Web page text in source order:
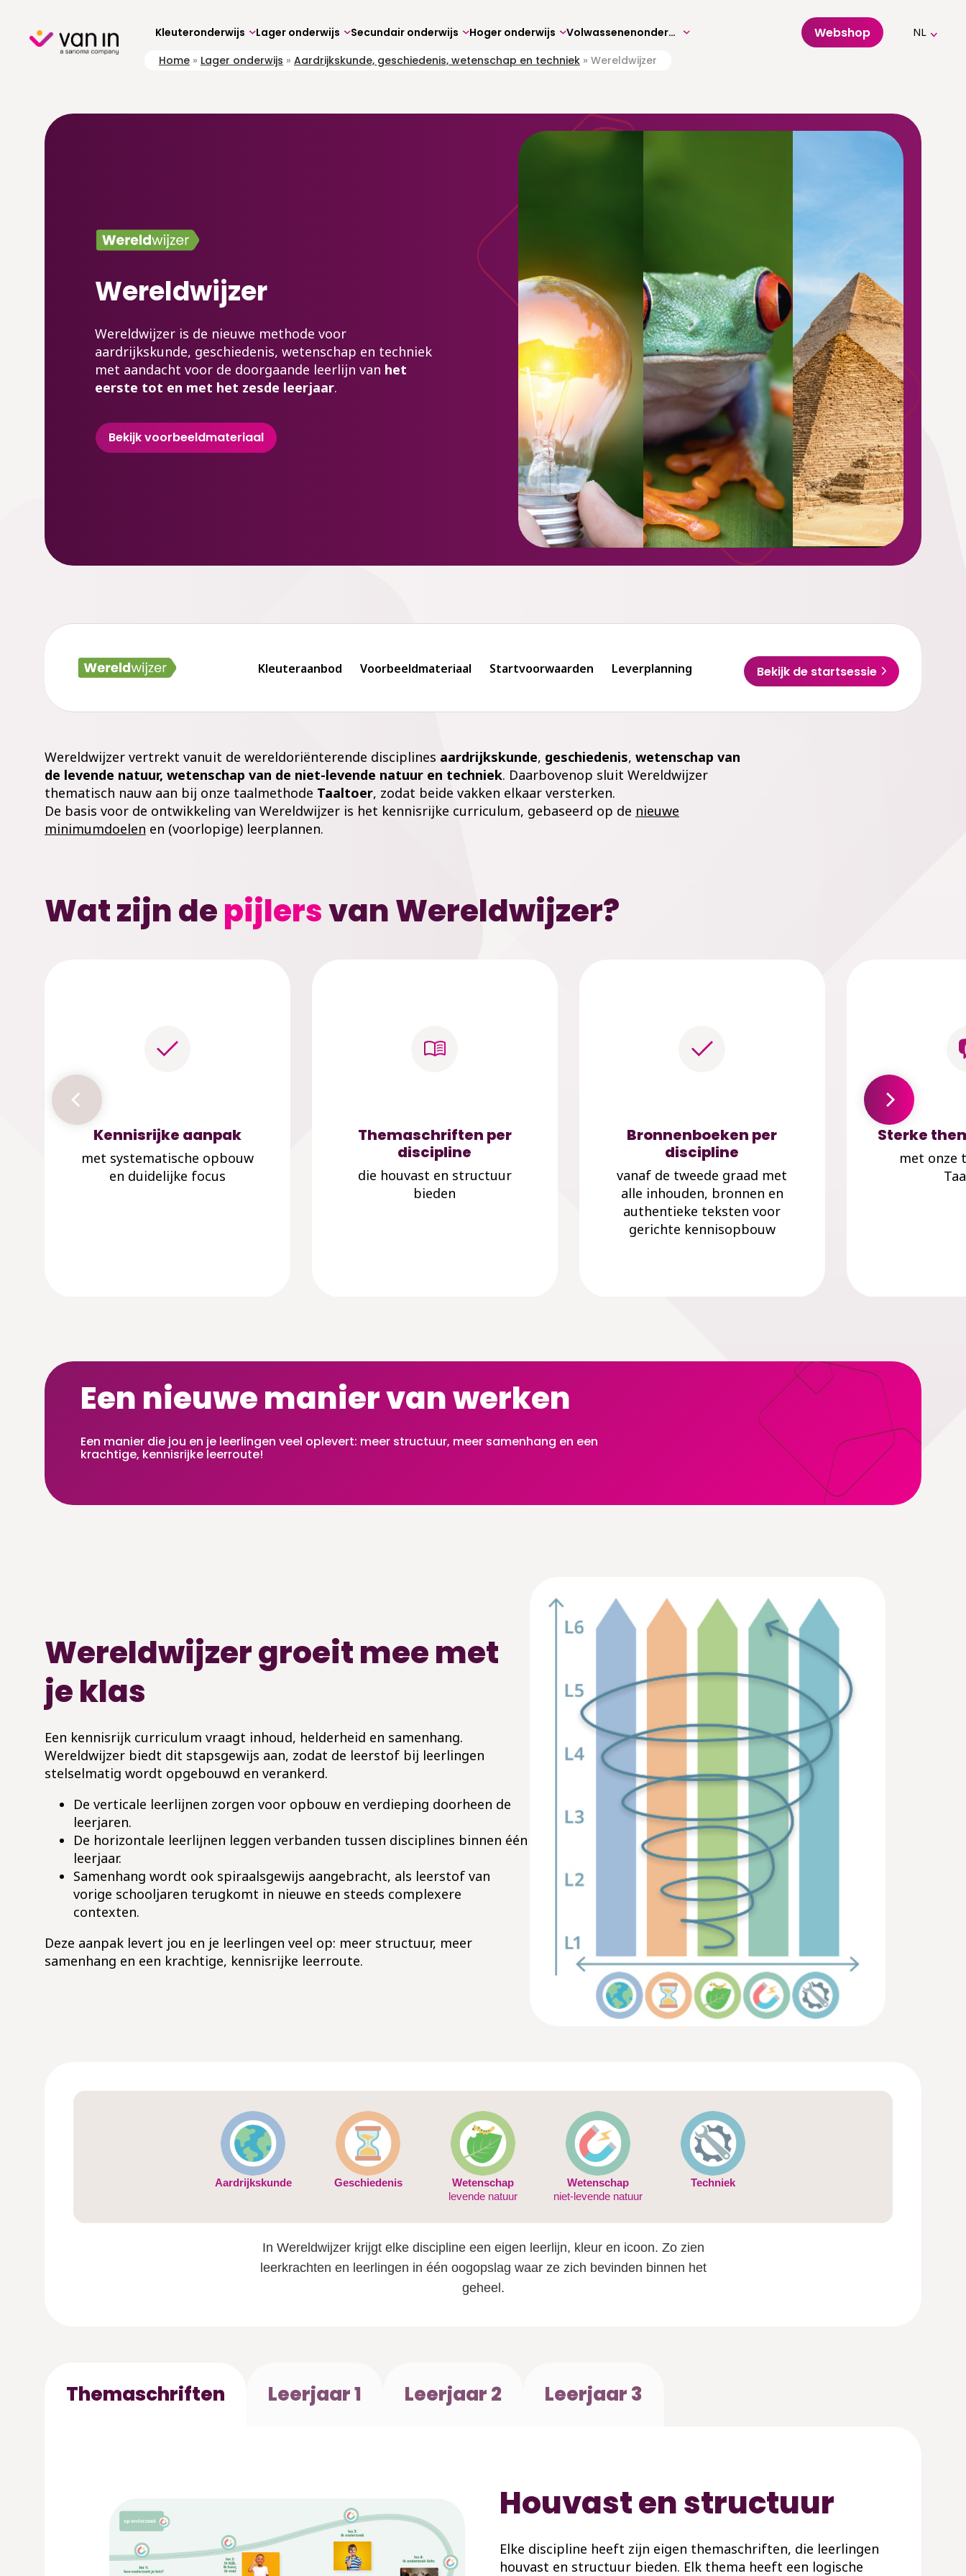
content Kleuteronderwijs Lager onderwijs Secundair onderwijs Hoger onderwijs Volwassenenonderwijs Webshop NL
Home » Lager onderwijs » Aardrijkskunde, geschiedenis, wetenschap en techniek » Wereldwijzer
Wereldwijzer
Wereldwijzer is de nieuwe methode voor
aardrijkskunde, geschiedenis, wetenschap en techniek
met aandacht voor de doorgaande leerlijn van het
eerste tot en met het zesde leerjaar.
Bekijk voorbeeldmateriaal
Kleuteraanbod Voorbeeldmateriaal Startvoorwaarden Leverplanning Bekijk de startsessie
Wereldwijzer vertrekt vanuit de wereldoriënterende disciplines aardrijkskunde, geschiedenis, wetenschap van
de levende natuur, wetenschap van de niet-levende natuur en techniek. Daarbovenop sluit Wereldwijzer
thematisch nauw aan bij onze taalmethode Taaltoer, zodat beide vakken elkaar versterken.
De basis voor de ontwikkeling van Wereldwijzer is het kennisrijke curriculum, gebaseerd op de nieuwe
minimumdoelen en (voorlopige) leerplannen.
Wat zijn depijlersvan Wereldwijzer?
Kennisrijke aanpak
met systematische opbouw
en duidelijke focus
Themaschriften per
discipline
die houvast en structuur
bieden
Bronnenboeken per
discipline
vanaf de tweede graad met
alle inhouden, bronnen en
authentieke teksten voor
gerichte kennisopbouw
Sterke
met onze
Een nieuwe manier van werken
Een manier die jou en je leerlingen veel oplevert: meer structuur, meer samenhang en een
krachtige, kennisrijke leerroute!
Wereldwijzer groeit mee met
je klas
Een kennisrijk curriculum vraagt inhoud, helderheid en samenhang.​
Wereldwijzer biedt dit stapsgewijs aan, zodat de leerstof bij leerlingen
stelselmatig wordt opgebouwd en verankerd.​
De verticale leerlijnen zorgen voor opbouw en verdieping doorheen de
leerjaren.
De horizontale leerlijnen leggen verbanden tussen disciplines binnen één
leerjaar.
Samenhang wordt ook spiraalsgewijs aangebracht, als leerstof van
vorige schooljaren terugkomt in nieuwe en steeds complexere
contexten.​
Deze aanpak levert jou en je leerlingen veel op: meer structuur, meer
samenhang en een krachtige, kennisrijke leerroute. ​
Aardrijkskunde Geschiedenis
Wetenschap
levende natuur
Wetenschap
niet-levende natuur
Techniek
In Wereldwijzer krijgt elke discipline een eigen leerlijn, kleur en icoon. Zo zien
leerkrachten en leerlingen in één oogopslag waar ze zich bevinden binnen het
geheel.
Themaschriften Leerjaar 1 Leerjaar 2 Leerjaar 3
Houvast en structuur
Elke discipline heeft zijn eigen themaschriften, die leerlingen
houvast en structuur bieden. Elk thema heeft een logische